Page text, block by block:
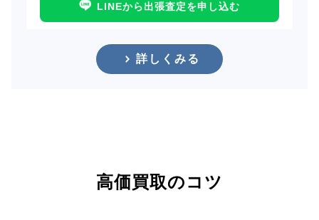
LINEから出張査定を申し込む
詳しくみる
高価買取のコツ